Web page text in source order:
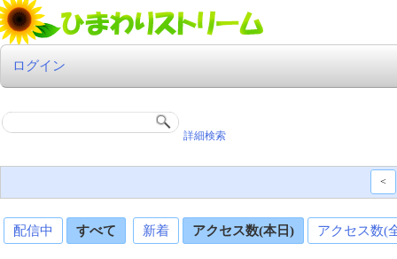
ログイン
詳細検索
<
配信中 すべて 新着 アクセス数(本日) アクセス数(